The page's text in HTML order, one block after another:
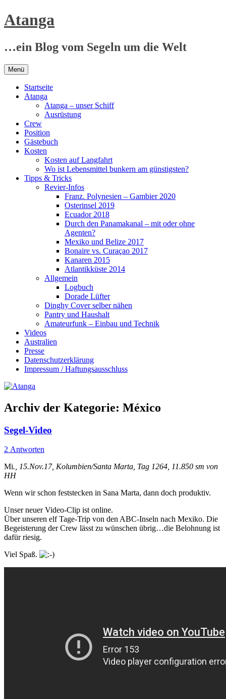
Zum
Inhalt
Atanga
…ein Blog vom Segeln um die Welt
Menü
Startseite
Atanga
Atanga – unser Schiff
Ausrüstung
Crew
Position
Gästebuch
Kosten
Kosten auf Langfahrt
Wo ist Lebensmittel bunkern am günstigsten?
Tipps & Tricks
Revier-Infos
Franz. Polynesien – Gambier 2020
Osterinsel 2019
Ecuador 2018
Durch den Panamakanal – mit oder ohne
Agenten?
Mexiko und Belize 2017
Bonaire vs. Curaçao 2017
Kanaren 2015
Atlantikküste 2014
Allgemein
Logbuch
Dorade Lüfter
Dinghy Cover selber nähen
Pantry und Haushalt
Amateurfunk – Einbau und Technik
Videos
Australien
Presse
Datenschutzerklärung
Impressum / Haftungsausschluss
Archiv der Kategorie: México
Segel-Video
2 Antworten
Mi., 15.Nov.17, Kolumbien/Santa Marta, Tag 1264, 11.850 sm von
HH
Wenn wir schon feststecken in Sana Marta, dann doch produktiv.
Unser neuer Video-Clip ist online.
Über unseren elf Tage-Trip von den ABC-Inseln nach Mexiko. Die
Begeisterung der Crew lässt zu wünschen übrig…die Belohnung ist
dafür riesig.
Viel Spaß.